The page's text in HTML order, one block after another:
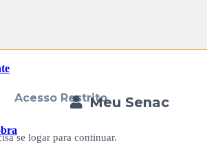
Meu Senac
Acesso Restrito
se logar para continuar.